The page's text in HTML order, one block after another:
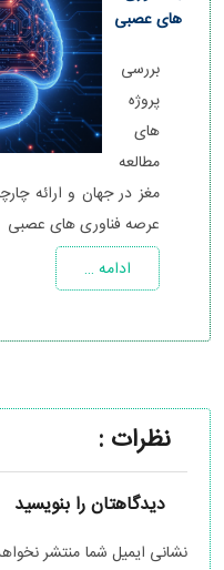
های عصبی
بررسی
پروژه
های
مطالعه
مغز در جهان و ارائه
عرصه فناوری های عصبی
ادامه …
نظرات :
دیدگاهتان را بنویسید
نشانی ایمیل شما منتشر